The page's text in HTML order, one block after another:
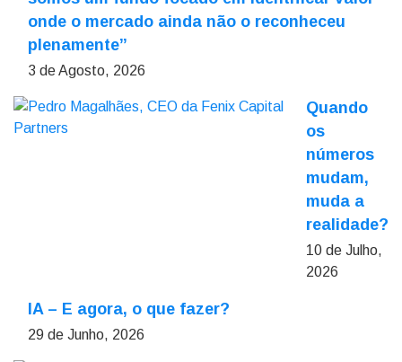
onde o mercado ainda não o reconheceu
plenamente”
3 de Agosto, 2026
Quando
os
números
mudam,
muda a
realidade?
10 de Julho,
2026
IA – E agora, o que fazer?
29 de Junho, 2026